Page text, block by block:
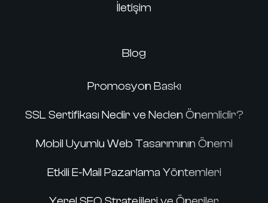
İletişim
Blog
Promosyon Baskı
SSL Sertifikası Nedir ve Neden Önemlidir?
Mobil Uyumlu Web Tasarımının Önemi
Etkili E-Mail Pazarlama Yöntemleri